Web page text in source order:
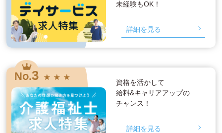
未経験もOK！
詳細を見る
No.3 ★ ★ ★
資格を活かして
給料&キャリアアップの
チャンス！
詳細を見る